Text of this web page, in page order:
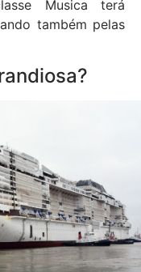
Musica terá
também pelas